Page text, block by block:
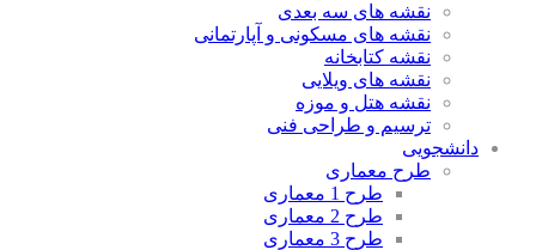
نقشه های سه بعدی
نقشه های مسکونی و آپارتمانی
نقشه کتابخانه
نقشه های ویلایی
نقشه هتل و موزه
ترسیم و طراحی فنی
دانشجویی
طرح معماری
طرح 1 معماری
طرح 2 معماری
طرح 3 معماری